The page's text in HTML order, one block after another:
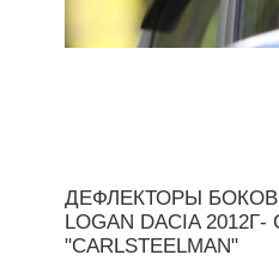
ДЕФЛЕКТОРЫ
LOGAN DACIA
"CARLSTEELMAN"